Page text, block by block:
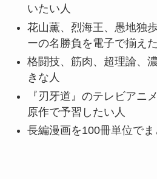
いたい人
花山薫、烈海王、愚地独
ーの名勝負を電子で揃え
格闘技、筋肉、超理論、
きな人
『刃牙道』のテレビアニ
原作で予習したい人
長編漫画を100冊単位で